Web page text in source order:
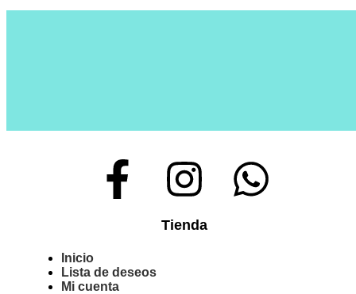
Tienda
Inicio
Lista de deseos
Mi cuenta